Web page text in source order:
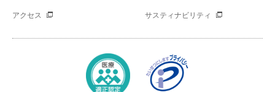
アクセス サスティナビリティ